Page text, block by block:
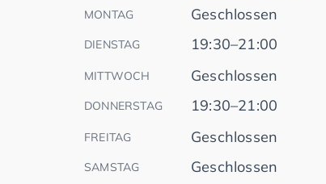
MONTAG Geschlossen
DIENSTAG 19:30–21:00
MITTWOCH Geschlossen
DONNERSTAG 19:30–21:00
FREITAG Geschlossen
SAMSTAG Geschlossen